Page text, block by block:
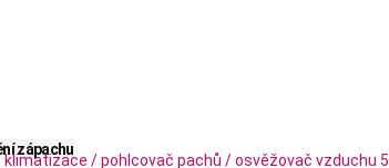
zápachu